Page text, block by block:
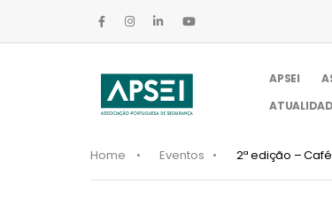
APSEI
Home Eventos 2ª edição –